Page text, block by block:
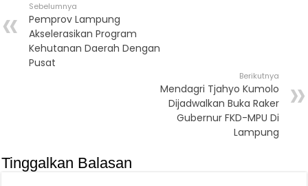
Sebelumnya
Pemprov Lampung
Akselerasikan Program
Kehutanan Daerah Dengan
Pusat
Berikutnya
Mendagri Tjahyo Kumolo
Dijadwalkan Buka Raker
Gubernur FKD-MPU Di
Lampung
Tinggalkan Balasan